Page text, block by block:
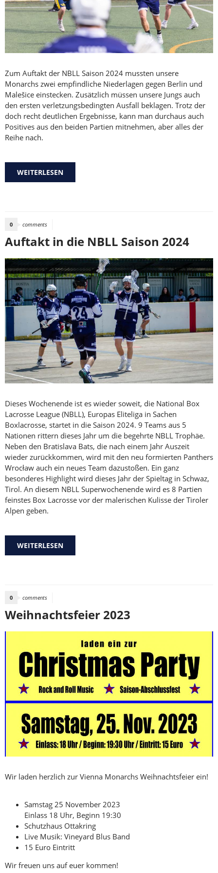
Zum Auftakt der NBLL Saison 2024 mussten unsere
Monarchs zwei empfindliche Niederlagen gegen Berlin und
Malešice einstecken. Zusätzlich müssen unsere Jungs auch
den ersten verletzungsbedingten Ausfall beklagen. Trotz der
doch recht deutlichen Ergebnisse, kann man durchaus auch
Positives aus den beiden Partien mitnehmen, aber alles der
Reihe nach.
WEITERLESEN
DIE MONARCHS
0 comments
Auftakt in die NBLL Saison 2024
Dieses Wochenende ist es wieder soweit, die National Box
Lacrosse League (NBLL), Europas Eliteliga in Sachen
Boxlacrosse, startet in die Saison 2024. 9 Teams aus 5
Nationen rittern dieses Jahr um die begehrte NBLL Trophäe.
Neben den Bratislava Bats, die nach einem Jahr Auszeit
wieder zurückkommen, wird mit den neu formierten Panthers
Wrocław auch ein neues Team dazustoßen. Ein ganz
besonderes Highlight wird dieses Jahr der Spieltag in Schwaz,
Tirol. An diesem NBLL Superwochenende wird es 8 Partien
feinstes Box Lacrosse vor der malerischen Kulisse der Tiroler
Alpen geben.
WEITERLESEN
0 comments
Weihnachtsfeier 2023
Wir laden herzlich zur Vienna Monarchs Weihnachtsfeier ein!
Samstag 25 November 2023
Einlass 18 Uhr, Beginn 19:30
Schutzhaus Ottakring
Live Musik: Vineyard Blus Band
15 Euro Eintritt
Wir freuen uns auf euer kommen!